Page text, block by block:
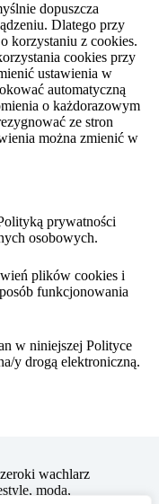
dopuszcza
Dlatego przy
korzystaniu z cookies.
cookies przy
ustawienia w
automatyczną
o każdorazowym
ze stron
można zmienić w
prywatności
osobowych.
plików cookies i
funkcjonowania
w niniejszej Polityce
y drogą elektroniczną.
wachlarz
moda,